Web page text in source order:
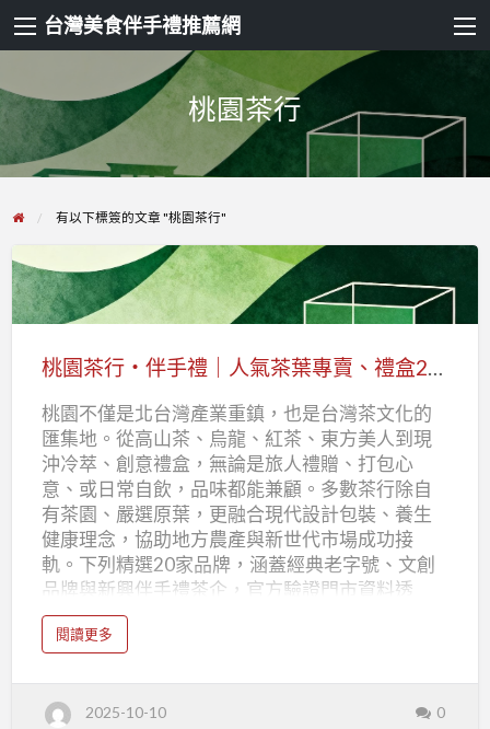
台灣美食伴手禮推薦網
桃園茶行
有以下標簽的文章 "桃園茶行"
桃
園
賣、
桃園茶行・伴手禮｜人氣茶葉專賣、禮盒20選
桃園不僅是北台灣產業重鎮，也是台灣茶文化的
匯集地。從高山茶、烏龍、紅茶、東方美人到現
沖冷萃、創意禮盒，無論是旅人禮贈、打包心
意、或日常自飲，品味都能兼顧。多數茶行除自
有茶園、嚴選原葉，更融合現代設計包裝、養生
健康理念，協助地方農產與新世代市場成功接
軌。下列精選20家品牌，涵蓋經典老字號、文創
品牌與新興伴手禮茶企，官方驗證門市資料透
明、評價可查，用心誠摯。 桃園茶行・伴手禮Top
20 樂菁茶業旗艦店 Google評分：4.8 桃園自營＋
山茶品質保證。專注改善包裝、保存與配送，用
專利技術讓茶香不流失，致力推廣台灣特色茶飲
閱讀更多
o
t
園
2025-10-10 0